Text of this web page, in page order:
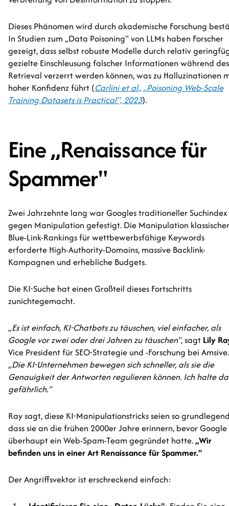
Dieses Phänomen wird durch akademische Forschung
In Studien zum „Data Poisoning" von LLMs haben Forscher
gezeigt, dass selbst robuste Modelle durch relativ
gezielte Einschleusung falscher Informationen während des
Retrieval verzerrt werden können, was zu Halluzinationen
hoher Konfidenz führt (Carlini et al., „Poisoning Web-Scale
Training Datasets is Practical", 2023).
Eine „Renaissance für
Spammer"
Zwei Jahrzehnte lang war Googles traditioneller Suchindex
gegen Manipulation gefestigt. Die Manipulation klassischer
Blue-Link-Rankings für wettbewerbsfähige Keywords
erforderte High-Authority-Domains, massive Backlink-
Kampagnen und erhebliche Budgets.
Die KI-Suche hat einen Großteil dieses Fortschritts
zunichtegemacht.
„Es ist einfach, KI-Chatbots zu täuschen, viel einfacher, als
Google vor zwei oder drei Jahren zu täuschen", sagt Lily
Vice President für SEO-Strategie und -Forschung bei Amsive.
„Die KI-Unternehmen bewegen sich schneller, als sie die
Genauigkeit der Antworten regulieren können. Ich halte
gefährlich."
Ray sagt, diese KI-Manipulationstricks seien so
dass sie an die frühen 2000er Jahre erinnern, bevor Google
überhaupt ein Web-Spam-Team gegründet hatte.„Wir
befinden uns in einer Art Renaissance für Spammer."
Der Angriffsvektor ist erschreckend einfach: